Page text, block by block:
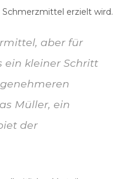
erzielt wird.
aber für
ein kleiner Schritt
Müller, ein
der